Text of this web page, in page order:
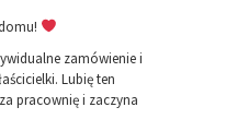
zamówienie i
Lubię ten
pracownię i zaczyna